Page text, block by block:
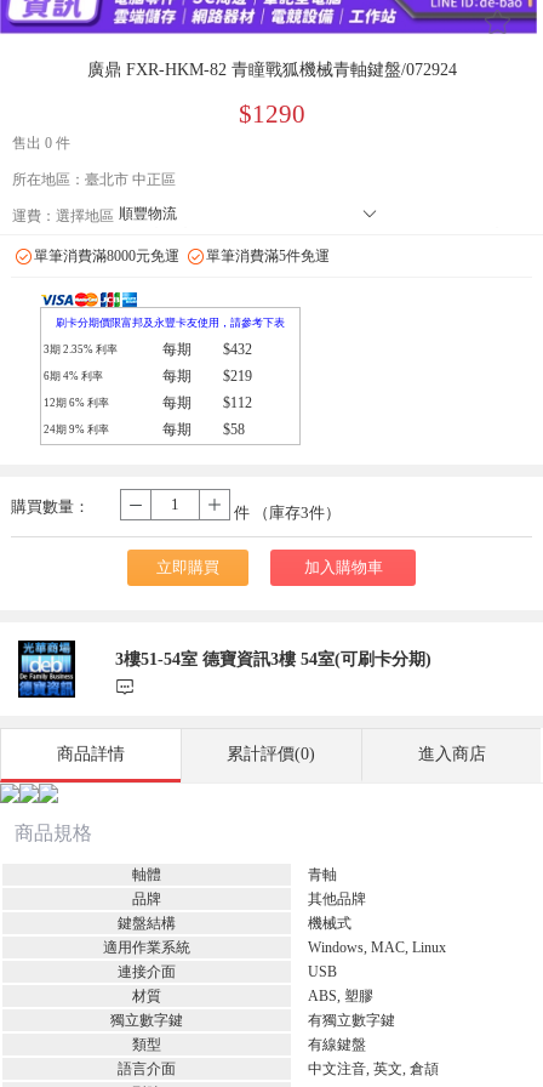
󰄔
廣鼎 FXR-HKM-82 青瞳戰狐機械青軸鍵盤/072924
$1290
售出 0 件
所在地區：臺北市 中正區
運費： 選擇地區 順豐物流 󰄘
郵局
單筆消費滿8000元免運 單筆消費滿5件免運
刷卡分期價限富邦及永豐卡友使用，請參考下表
3期 2.35% 利率 每期 $432
6期 4% 利率 每期 $219
12期 6% 利率 每期 $112
24期 9% 利率 每期 $58
購買數量：
- 件 （庫存3件）
立即購買 加入購物車
3樓51-54室 德寶資訊3樓 54室(可刷卡分期)
󰃨
商品詳情 累計評價(0) 進入商店
商品規格
軸體
青軸
品牌
其他品牌
鍵盤結構
機械式
適用作業系統
Windows, MAC, Linux
連接介面
USB
材質
ABS, 塑膠
獨立數字鍵
有獨立數字鍵
類型
有線鍵盤
語言介面
中文注音, 英文, 倉頡